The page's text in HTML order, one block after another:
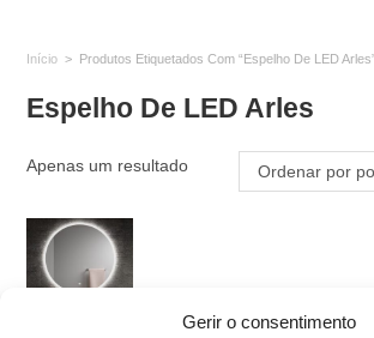
Gerir o consentimento
Início > Produtos Etiquetados Com “Espelho De LED Arles”
Espelho De LED Arles
Apenas um resultado Ordenar por